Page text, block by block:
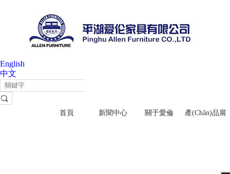
English
中文
首頁 新聞中心 關于愛倫 產(chǎn)品展